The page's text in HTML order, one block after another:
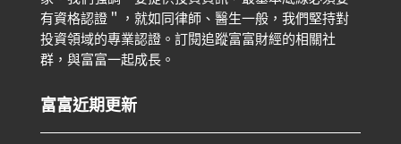
有資格認證＂，就如同律師、醫生一般，我們堅持對
投資領域的專業認證。 訂閱追蹤富富財經的相關社
群，與富富一起成長。
富富近期更新